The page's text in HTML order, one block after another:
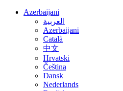
Azerbaijani
العربية
Azerbaijani
Català
中文
Hrvatski
Čeština
Dansk
Nederlands